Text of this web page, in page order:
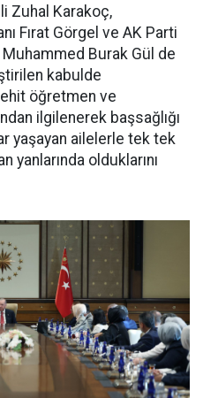
Zuhal Karakoç,
Fırat Görgel ve AK Parti
Muhammed Burak Gül de
kabulde
öğretmen ve
ilgilenerek başsağlığı
yaşayan ailelerle tek tek
yanlarında olduklarını